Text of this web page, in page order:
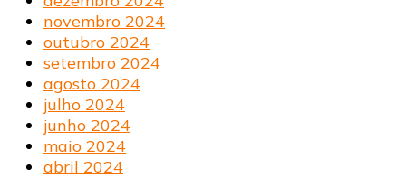
novembro 2024
outubro 2024
setembro 2024
agosto 2024
julho 2024
junho 2024
maio 2024
abril 2024